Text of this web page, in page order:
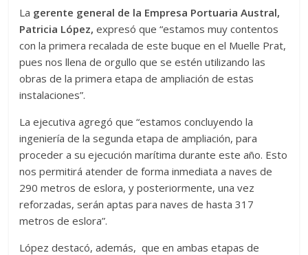
La gerente general de la Empresa Portuaria Austral,
Patricia López, expresó que “estamos muy contentos
con la primera recalada de este buque en el Muelle Prat,
pues nos llena de orgullo que se estén utilizando las
obras de la primera etapa de ampliación de estas
instalaciones”.
La ejecutiva agregó que “estamos concluyendo la
ingeniería de la segunda etapa de ampliación, para
proceder a su ejecución marítima durante este año. Esto
nos permitirá atender de forma inmediata a naves de
290 metros de eslora, y posteriormente, una vez
reforzadas, serán aptas para naves de hasta 317
metros de eslora”.
López destacó, además, que en ambas etapas de